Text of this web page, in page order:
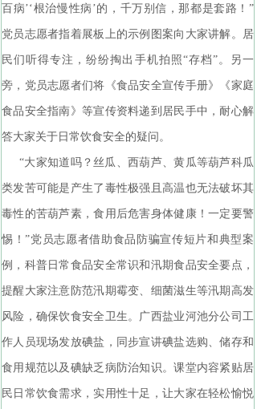
百病’‘根治慢性病’的，千万别信，那都是套路！”
党员志愿者指着展板上的示例图案向大家讲解。居
民们听得专注，纷纷掏出手机拍照“存档”。另一
旁，党员志愿者们将《食品安全宣传手册》《家庭
食品安全指南》等宣传资料递到居民手中，耐心解
答大家关于日常饮食安全的疑问。
“大家知道吗？丝瓜、西葫芦、黄瓜等葫芦科瓜
类发苦可能是产生了毒性极强且高温也无法破坏其
毒性的苦葫芦素，食用后危害身体健康！一定要警
惕！”党员志愿者借助食品防骗宣传短片和典型案
例，科普日常食品安全常识和汛期食品安全要点，
提醒大家注意防范汛期霉变、细菌滋生等汛期高发
风险，确保饮食安全卫生。广西盐业河池分公司工
作人员现场发放碘盐，同步宣讲碘盐选购、储存和
食用规范以及碘缺乏病防治知识。课堂内容紧贴居
民日常饮食需求，实用性十足，让大家在轻松愉悦